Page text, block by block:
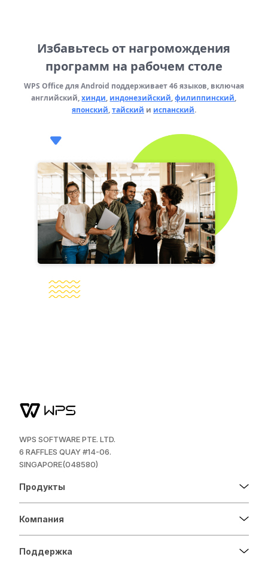
Избавьтесь от нагромождения
программ на рабочем столе
WPS Office для Android поддерживает 46 языков, включая
английский,хинди, индонезийский,филиппинский,
японский,тайский и испанский.
WPS SOFTWARE PTE. LTD.
6 RAFFLES QUAY #14-06.
SINGAPORE(048580)
Продукты
Компания
Поддержка